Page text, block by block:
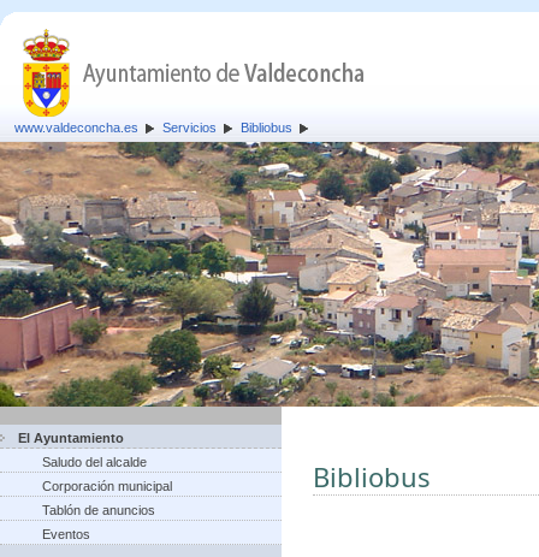
www.valdeconcha.es Servicios Bibliobus
El Ayuntamiento
Saludo del alcalde
Corporación municipal
Tablón de anuncios
Eventos
Bibliobus